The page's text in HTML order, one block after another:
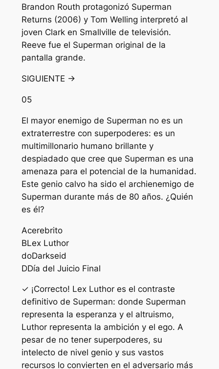
Brandon Routh protagonizó Superman
Returns (2006) y Tom Welling interpretó al
joven Clark en Smallville de televisión.
Reeve fue el Superman original de la
pantalla grande.
SIGUIENTE →
05
El mayor enemigo de Superman no es un
extraterrestre con superpoderes: es un
multimillonario humano brillante y
despiadado que cree que Superman es una
amenaza para el potencial de la humanidad.
Este genio calvo ha sido el archienemigo de
Superman durante más de 80 años. ¿Quién
es él?
Acerebrito
BLex Luthor
doDarkseid
DDía del Juicio Final
✓ ¡Correcto! Lex Luthor es el contraste
definitivo de Superman: donde Superman
representa la esperanza y el altruismo,
Luthor representa la ambición y el ego. A
pesar de no tener superpoderes, su
intelecto de nivel genio y sus vastos
recursos lo convierten en el adversario más